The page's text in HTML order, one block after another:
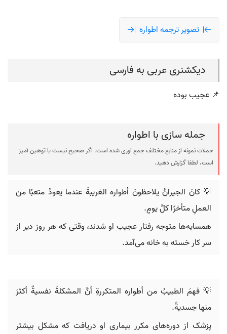
تصویر ترجمه اطواره
دیکشنری عربی به فارسی
📌 عجیب بوده
جمله سازی با اطواره
جملات نمونه از منابع مختلف جمع آوری شده است، اگر صحیح نیست یا توهین آمیز
است، لطفا گزارش دهید.
💡 كانَ الجيرانُ يلاحظونَ أطواره الغريبةَ عندما يعودُ متعبًا من
العملِ متأخرًا كلَّ يومٍ.
همسایه‌ها متوجه رفتار عجیب او شدند، وقتی که هر روز دیر از
سر کار خسته به خانه می‌آمد.
💡 فهمَ الطبيبُ من أطواره المتكررةِ أنَّ المشكلةَ نفسيةٌ أكثرَ
منها جسديةٌ.
پزشک از دوره‌های مکرر بیماری او دریافت که مشکل بیشتر